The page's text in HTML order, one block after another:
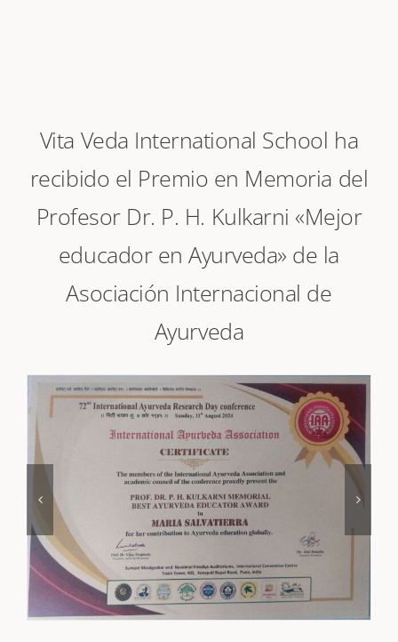
Vita Veda International School ha
recibido el Premio en Memoria del
Profesor Dr. P. H. Kulkarni «Mejor
educador en Ayurveda» de la
Asociación Internacional de
Ayurveda